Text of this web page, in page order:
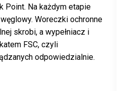
Point. Na każdym etapie
Woreczki ochronne
skrobi, a wypełniacz i
FSC, czyli
odpowiedzialnie.